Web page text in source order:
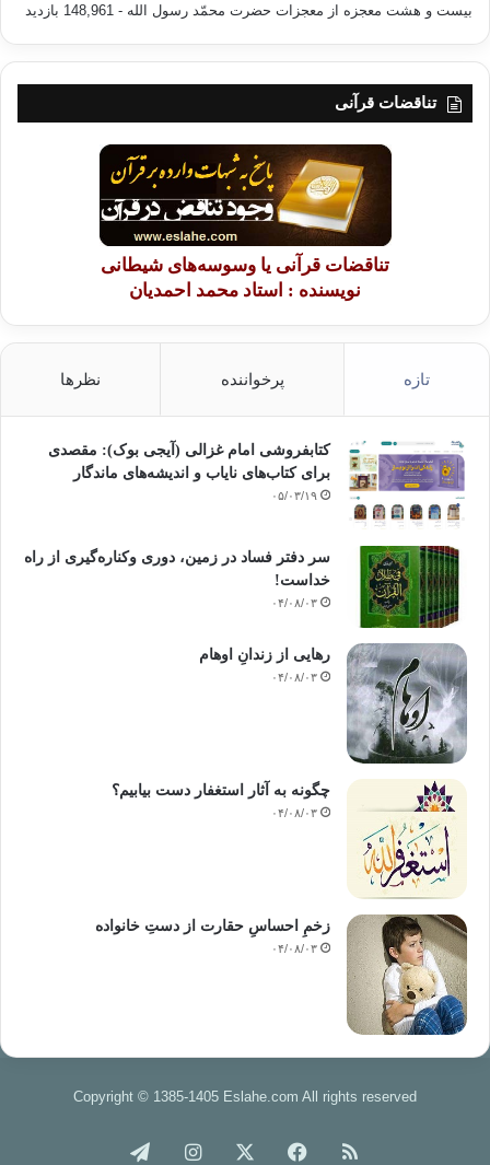
بیست و هشت معجزه از معجزات حضرت محمّد رسول الله - 148,961 بازدید
تناقضات قرآنی
تناقضات قرآنی یا وسوسه‌های شیطانی
نویسنده : استاد محمد احمدیان
تازه پرخواننده نظرها
کتابفروشی امام غزالی (آیجی بوک): مقصدی
برای کتاب‌های نایاب و اندیشه‌های ماندگار
۰۵/۰۳/۱۹
سر دفتر فساد در زمین‌، دوری وکناره‌گیری از راه
خداست‌!
۰۴/۰۸/۰۳
رهایی از زندانِ اوهام
۰۴/۰۸/۰۳
چگونه به آثار استغفار دست بیابیم؟
۰۴/۰۸/۰۳
زخمِ احساسِ حقارت از دستِ خانواده
۰۴/۰۸/۰۳
Copyright © 1385-1405 Eslahe.com All rights reserved
خوراک فیس اینستاگرام